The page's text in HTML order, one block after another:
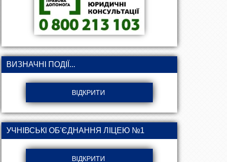
ВИЗНАЧНІ ПОДІЇ...
УЧНІВСЬКІ ОБ'ЄДНАННЯ ЛІЦЕЮ №1